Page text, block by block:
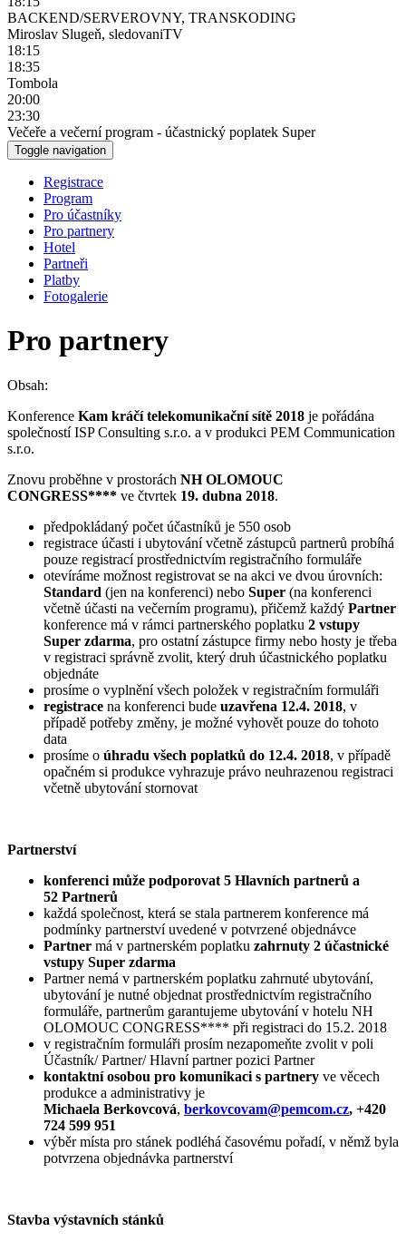
BACKEND/SERVEROVNY, TRANSKODING
Miroslav Slugeň, sledovaniTV
18:15
18:35
Tombola
20:00
23:30
Večeře a večerní program - účastnický poplatek Super
Toggle navigation
Registrace
Program
Pro účastníky
Pro partnery
Hotel
Partneři
Platby
Fotogalerie
Pro partnery
Obsah:
Konference Kam kráčí telekomunikační sítě 2018 je pořádána
společností ISP Consulting s.r.o. a v produkci PEM Communication
s.r.o.
Znovu proběhne v prostorách NH OLOMOUC
CONGRESS**** ve čtvrtek 19. dubna 2018.
předpokládaný počet účastníků je 550 osob
registrace účasti i ubytování včetně zástupců partnerů probíhá
pouze registrací prostřednictvím registračního formuláře
otevíráme možnost registrovat se na akci ve dvou úrovních:
Standard (jen na konferenci) nebo Super (na konferenci
včetně účasti na večerním programu), přičemž každý Partner
konference má v rámci partnerského poplatku 2 vstupy
Super zdarma, pro ostatní zástupce firmy nebo hosty je třeba
v registraci správně zvolit, který druh účastnického poplatku
objednáte
prosíme o vyplnění všech položek v registračním formuláři
registrace na konferenci bude uzavřena 12.4. 2018, v
případě potřeby změny, je možné vyhovět pouze do tohoto
data
prosíme o úhradu všech poplatků do 12.4. 2018, v případě
opačném si produkce vyhrazuje právo neuhrazenou registraci
včetně ubytování stornovat
Partnerství
konferenci může podporovat 5 Hlavních partnerů a
52 Partnerů
každá společnost, která se stala partnerem konference má
podmínky partnerství uvedené v potvrzené objednávce
Partner má v partnerském poplatku zahrnuty 2 účastnické
vstupy Super zdarma
Partner nemá v partnerském poplatku zahrnuté ubytování,
ubytování je nutné objednat prostřednictvím registračního
formuláře, partnerům garantujeme ubytování v hotelu NH
OLOMOUC CONGRESS**** při registraci do 15.2. 2018
v registračním formuláři prosím nezapomeňte zvolit v poli
Účastník/ Partner/ Hlavní partner pozici Partner
kontaktní osobou pro komunikaci s partnery ve věcech
produkce a administrativy je
Michaela Berkovcová, berkovcovam@pemcom.cz, +420
724 599 951
výběr místa pro stánek podléhá časovému pořadí, v němž byla
potvrzena objednávka partnerství
Stavba výstavních stánků